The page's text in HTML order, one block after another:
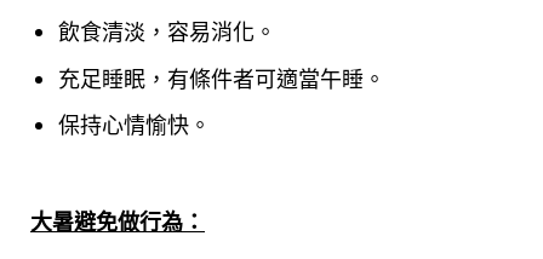
飲食清淡，容易消化。
充足睡眠，有條件者可適當午睡。
保持心情愉快。
大暑避免做行為：